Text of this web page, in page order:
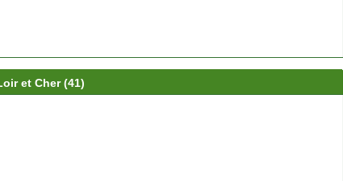
et Cher (41)